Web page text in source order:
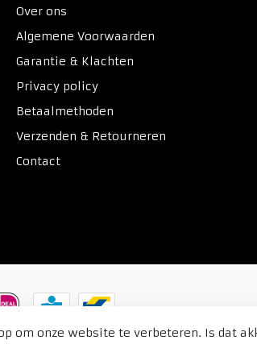
Over ons
Algemene Voorwaarden
Garantie & Klachten
Privacy policy
Betaalmethoden
Verzenden & Retourneren
Contact
Voordeel Drogist
om onze website te verbeteren. Is dat